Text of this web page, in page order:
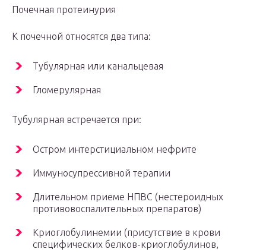
Почечная протеинурия
К почечной относятся два типа:
Тубулярная или канальцевая
Гломерулярная
Тубулярная встречается при:
Остром интерстициальном нефрите
Иммуносупрессивной терапии
Длительном приеме НПВС (нестероидных
противовоспалительных препаратов)
Криоглобулинемии (присутствие в крови
специфических белков-криоглобулинов,